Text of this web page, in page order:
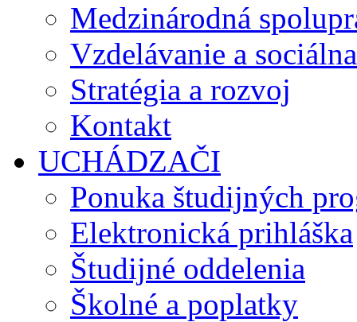
Medzinárodná
Vzdelávanie a
Stratégia a rozvoj
Kontakt
UCHÁDZAČI
Ponuka študijných
Elektronická prihláška
Študijné oddelenia
Školné a poplatky